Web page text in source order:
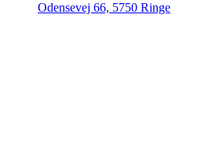
Odensevej 66, 5750 Ringe